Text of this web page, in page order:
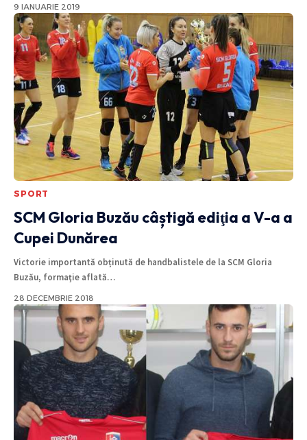
9 IANUARIE 2019
SPORT
SCM Gloria Buzău câștigă ediţia a V-a a
Cupei Dunărea
Victorie importantă obținută de handbalistele de la SCM Gloria
Buzău, formaţie aflată…
28 DECEMBRIE 2018